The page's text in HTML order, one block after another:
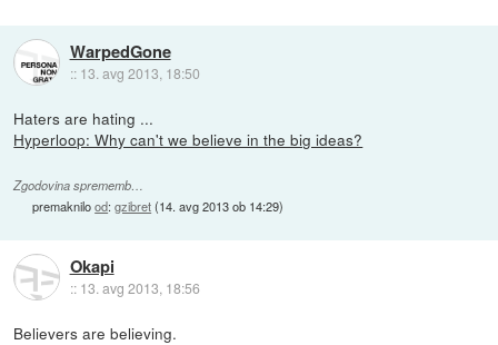
WarpedGone
:: 13. avg 2013, 18:50
Haters are hating ...
Hyperloop: Why can't we believe in the big ideas?
Zgodovina sprememb…
premaknilood:gzibret(14. avg 2013 ob 14:29)
Okapi
:: 13. avg 2013, 18:56
Believers are believing.